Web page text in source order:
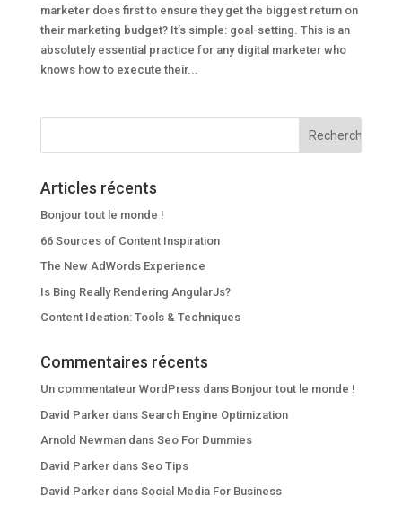
marketer does first to ensure they get the biggest return on
their marketing budget? It’s simple: goal-setting. This is an
absolutely essential practice for any digital marketer who
knows how to execute their...
Articles récents
Bonjour tout le monde !
66 Sources of Content Inspiration
The New AdWords Experience
Is Bing Really Rendering AngularJs?
Content Ideation: Tools & Techniques
Commentaires récents
Un commentateur WordPressdans Bonjour tout le monde !
David Parkerdans Search Engine Optimization
Arnold Newmandans Seo For Dummies
David Parkerdans Seo Tips
David Parkerdans Social Media For Business